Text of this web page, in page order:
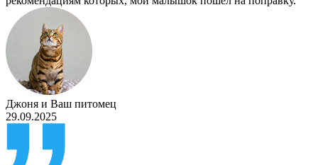
Джоня и Ваш питомец
29.09.2025